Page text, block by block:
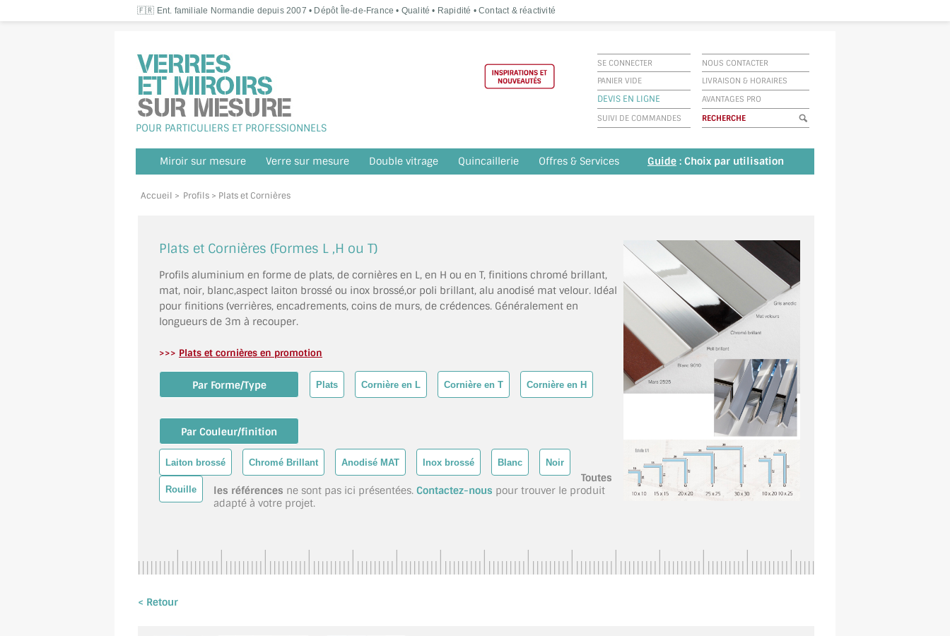
🇫🇷 Ent. familiale Normandie depuis 2007 • Dépôt Île-de-France • Qualité • Rapidité • Contact & réactivité
POUR PARTICULIERS ET PROFESSIONNELS
SE CONNECTER
NOUS CONTACTER
PANIER VIDE
LIVRAISON & HORAIRES
DEVIS EN LIGNE
AVANTAGES PRO
SUIVI DE COMMANDES
Miroir sur mesure Verre sur mesure Double vitrage Quincaillerie Offres & Services Guide : Choix par utilisation
Accueil > Profils > Plats et Cornières
Plats et Cornières (Formes L ,H ou T)
Profils aluminium en forme de plats, de cornières en L, en H ou en T, finitions chromé brillant,
mat, noir, blanc,aspect laiton brossé ou inox brossé,or poli brillant, alu anodisé mat velour. Idéal
pour finitions (verrières, encadrements, coins de murs, de crédences. Généralement en
longueurs de 3m à recouper.
>>> Plats et cornières en promotion
Par Forme/Type Plats Cornière en L Cornière en T Cornière en H
Par Couleur/finition
Laiton brossé Chromé Brillant Anodisé MAT Inox brossé Blanc Noir
Rouille
Toutes
les références ne sont pas ici présentées. Contactez-nous pour trouver le produit
adapté à votre projet.
< Retour